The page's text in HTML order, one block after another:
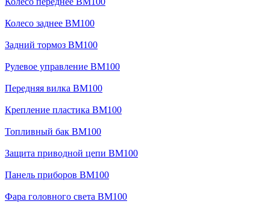
Колесо заднее BM100
Задний тормоз BM100
Рулевое управление BM100
Передняя вилка BM100
Крепление пластика BM100
Топливный бак BM100
Защита приводной цепи BM100
Панель приборов BM100
Фара головного света BM100